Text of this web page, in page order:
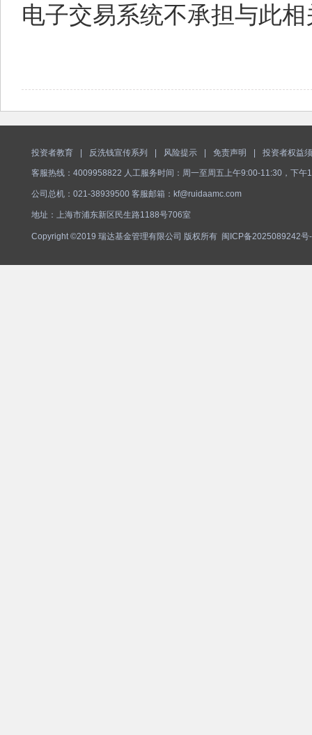
电子交易系统不承担与此
投资者教育 反洗钱宣传系列 风险提示 免责声明 投资者权益
客服热线：4009958822 人工服务时间：周一至周五上午9:00-11:30，下午
公司总机：021-38939500 客服邮箱：kf@ruidaamc.com
地址：上海市浦东新区民生路1188号706室
Copyright ©2019 瑞达基金管理有限公司 版权所有 闽ICP备2025089242号